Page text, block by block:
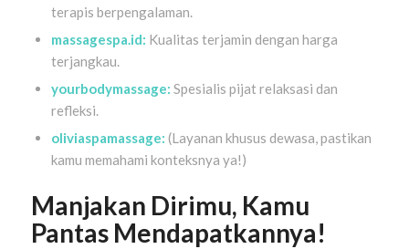
terapis berpengalaman.
massagespa.id: Kualitas terjamin dengan harga
terjangkau.
yourbodymassage: Spesialis pijat relaksasi dan
refleksi.
oliviaspamassage: (Layanan khusus dewasa, pastikan
kamu memahami konteksnya ya!)
Manjakan Dirimu, Kamu
Pantas Mendapatkannya!